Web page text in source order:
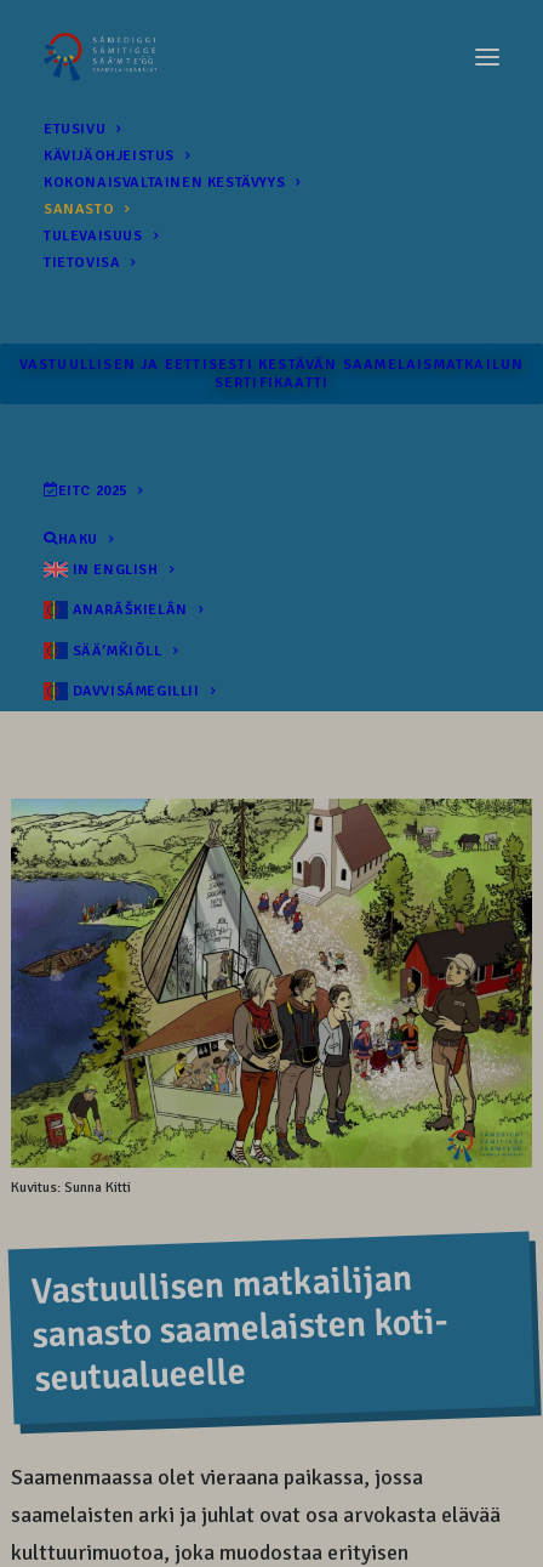
ETUSIVU
KÄVIJÄOHJEISTUS
KOKONAIS­VALTAINEN KESTÄVYYS
SANASTO
TULEVAISUUS
TIETOVISA
VASTUULLISEN JA EETTISESTI KESTÄVÄN SAAMELAISMATKAILUN
SERTIFIKAATTI
EITC 2025
HAKU
IN ENGLISH
ANARÂŠKIELÂN
SÄÄʹMǨIÕLL
DAVVISÁMEGILLII
Kuvitus: Sunna Kitti
Vastuul­lisen matkai­lijan
sanasto saame­laisten koti­
seutu­alueel­le
Saamenmaassa olet vieraana paikassa, jossa
saamelaisten arki ja juhlat ovat osa arvokasta elävää
kulttuurimuotoa, joka muodostaa erityisen